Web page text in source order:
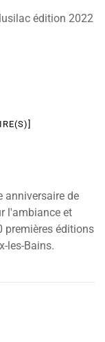
anniversaire de
l'ambiance et
premières éditions
les-Bains.